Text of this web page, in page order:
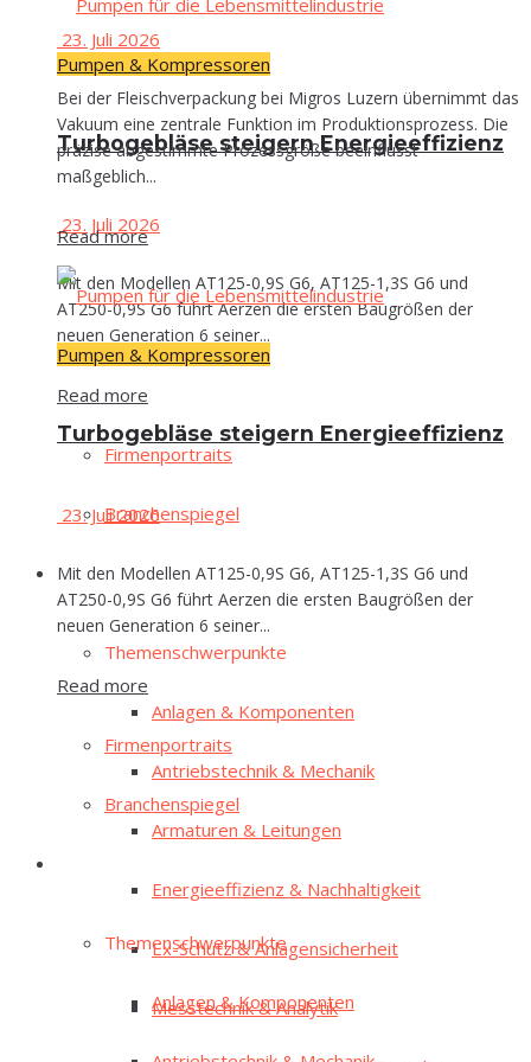
Pumpen & Kompressoren
Tur­bo­ge­blä­se stei­gern Energieeffizienz
23. Juli 2026
Mit den Modellen AT125-0,9S G6, AT125-1,3S G6 und
AT250-0,9S G6 führt Aerzen die ersten Baugrößen der
neuen Generation 6 seiner...
Read more
Fir­men­por­traits
Bran­chen­spie­gel
E‑Mag
The­men­schwer­punk­te
Anla­gen & Komponenten
Antriebs­tech­nik & Mechanik
Arma­tu­ren & Leitungen
Ener­gie­ef­fi­zi­enz & Nachhaltigkeit
Ex-Schutz & Anlagensicherheit
Mess­tech­nik & Analytik
23. Juli 2026
Bei der Fleischverpackung bei Migros Luzern übernimmt das
Vakuum eine zentrale Funktion im Produktionsprozess. Die
präzise abgestimmte Prozessgröße beeinflusst
maßgeblich...
Read more
Pumpen & Kompressoren
Tur­bo­ge­blä­se stei­gern Energieeffizienz
23. Juli 2026
Mit den Modellen AT125-0,9S G6, AT125-1,3S G6 und
AT250-0,9S G6 führt Aerzen die ersten Baugrößen der
neuen Generation 6 seiner...
Read more
Fir­men­por­traits
Bran­chen­spie­gel
The­men­schwer­punk­te
Anla­gen & Komponenten